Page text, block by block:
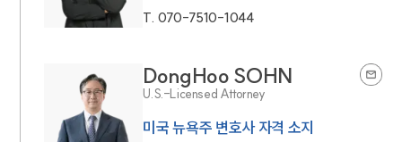
T. 070-7510-1044
DongHoo SOHN
U.S.-Licensed Attorney
미국 뉴욕주 변호사 자격 소지